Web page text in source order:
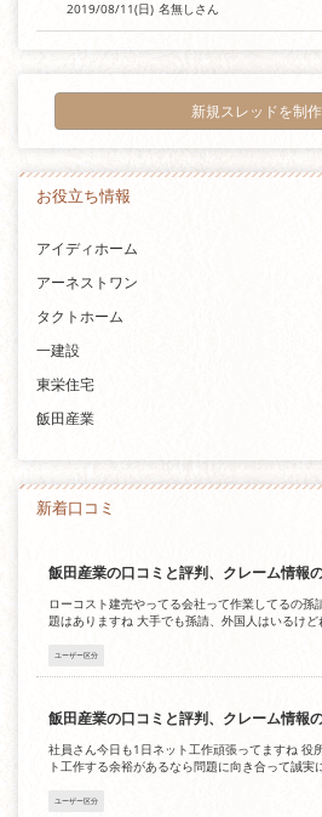
2019/08/11(日) 名無しさん
新規スレッドを制
お役立ち情報
アイディホーム
アーネストワン
タクトホーム
一建設
東栄住宅
飯田産業
新着口コミ
飯田産業の口コミと評判、クレーム情報
ローコスト建売やってる会社って作業してるの孫
題はありますね 大手でも孫請、外国人はいるけど
ユーザー区分
飯田産業の口コミと評判、クレーム情報
社員さん今日も1日ネット工作頑張ってますね 役
ト工作する余裕があるなら問題に向き合って誠実
ユーザー区分